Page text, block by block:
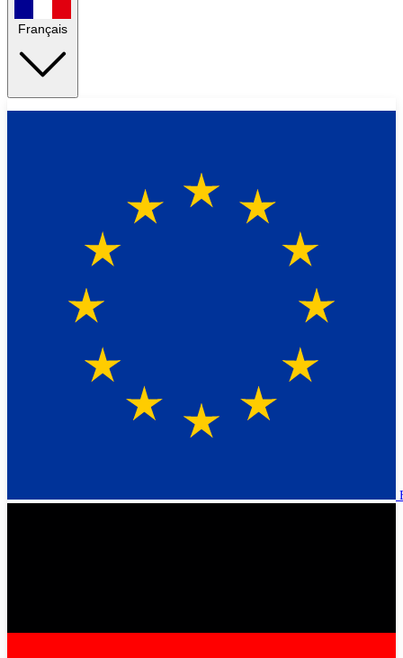
Français